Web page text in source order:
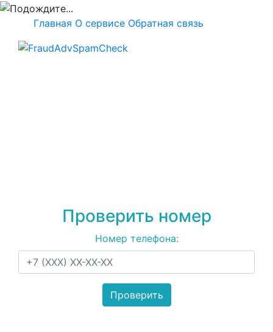
Главная О сервисе Обратная связь
Проверить номер
Номер телефона: